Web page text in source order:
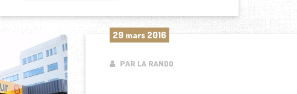
29 mars 2016
PAR LA RANDO